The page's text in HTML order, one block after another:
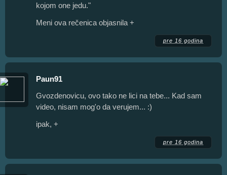
kojom one jedu."
Meni ova rečenica objasnila +
pre 16 godina
Paun91
Gvozdenovicu, ovo tako ne lici na tebe... Kad sam
video, nisam mog'o da verujem... :)
ipak, +
pre 16 godina